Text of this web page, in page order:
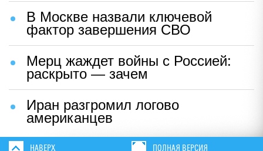
В Москве назвали ключевой
фактор завершения СВО
Мерц жаждет войны с Россией:
раскрыто — зачем
Иран разгромил логово
американцев
НАВЕРХ ПОЛНАЯ ВЕРСИЯ